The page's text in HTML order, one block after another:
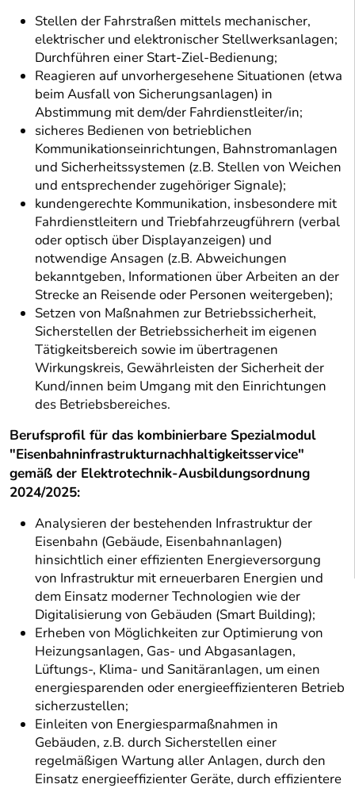
Stellen der Fahrstraßen mittels mechanischer,
elektrischer und elektronischer Stellwerksanlagen;
Durchführen einer Start-Ziel-Bedienung;
Reagieren auf unvorhergesehene Situationen (etwa
beim Ausfall von Sicherungsanlagen) in
Abstimmung mit dem/der Fahrdienstleiter/in;
sicheres Bedienen von betrieblichen
Kommunikationseinrichtungen, Bahnstromanlagen
und Sicherheitssystemen (z.B. Stellen von Weichen
und entsprechender zugehöriger Signale);
kundengerechte Kommunikation, insbesondere mit
Fahrdienstleitern und Triebfahrzeugführern (verbal
oder optisch über Displayanzeigen) und
notwendige Ansagen (z.B. Abweichungen
bekanntgeben, Informationen über Arbeiten an der
Strecke an Reisende oder Personen weitergeben);
Setzen von Maßnahmen zur Betriebssicherheit,
Sicherstellen der Betriebssicherheit im eigenen
Tätigkeitsbereich sowie im übertragenen
Wirkungskreis, Gewährleisten der Sicherheit der
Kund/innen beim Umgang mit den Einrichtungen
des Betriebsbereiches.
Berufsprofil für das kombinierbare Spezialmodul
"Eisenbahninfrastrukturnachhaltigkeitsservice"
gemäß der Elektrotechnik-Ausbildungsordnung
2024/2025:
Analysieren der bestehenden Infrastruktur der
Eisenbahn (Gebäude, Eisenbahnanlagen)
hinsichtlich einer effizienten Energieversorgung
von Infrastruktur mit erneuerbaren Energien und
dem Einsatz moderner Technologien wie der
Digitalisierung von Gebäuden (Smart Building);
Erheben von Möglichkeiten zur Optimierung von
Heizungsanlagen, Gas- und Abgasanlagen,
Lüftungs-, Klima- und Sanitäranlagen, um einen
energiesparenden oder energieeffizienteren Betrieb
sicherzustellen;
Einleiten von Energiesparmaßnahmen in
Gebäuden, z.B. durch Sicherstellen einer
regelmäßigen Wartung aller Anlagen, durch den
Einsatz energieeffizienter Geräte, durch effizientere